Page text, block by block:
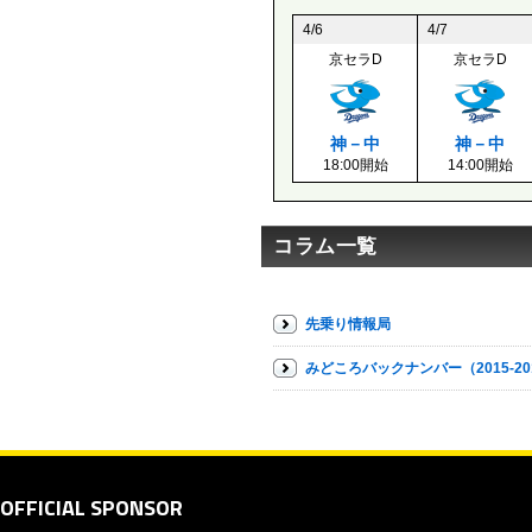
4/6
4/7
京セラD
神－中
18:00開始
京セラD
神－中
14:00開始
コラム一覧
先乗り情報局
みどころバックナンバー（2015-
OFFICIAL SPONSOR